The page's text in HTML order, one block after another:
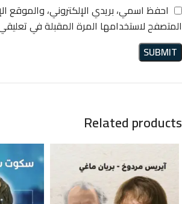
احفظ اسمي، بريدي الإلكتروني، والموقع
المتصفح لاستخدامها المرة المقبلة في
Related products